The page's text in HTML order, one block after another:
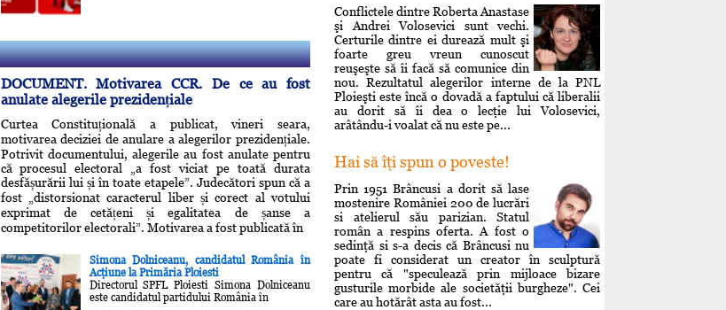
DOCUMENT. Motivarea CCR. De ce au fost
anulate alegerile prezidențiale
Curtea Constituțională a publicat, vineri seara,
motivarea deciziei de anulare a alegerilor prezidențiale.
Potrivit documentului, alegerile au fost anulate pentru
că procesul electoral „a fost viciat pe toată durata
desfășurării lui și în toate etapele”. Judecători spun că a
fost „distorsionat caracterul liber și corect al votului
exprimat de cetățeni și egalitatea de șanse a
competitorilor electorali”. Motivarea a fost publicată în
Simona Dolniceanu, candidatul România în
Acţiune la Primăria Ploiesti
Directorul SPFL Ploiesti Simona Dolniceanu
este candidatul partidului România în
Conflictele dintre Roberta Anastase
şi Andrei Volosevici sunt vechi.
Certurile dintre ei durează mult şi
foarte greu vreun cunoscut
reuşeşte să îi facă să comunice din
nou. Rezultatul alegerilor interne de la PNL
Ploieşti este încă o dovadă a faptului că liberalii
au dorit să îi dea o lecţie lui Volosevici,
arâtându-i voalat că nu este pe...
Hai să îţi spun o poveste!
Prin 1951 Brâncusi a dorit să lase
mostenire României 200 de lucrări
si atelierul său parizian. Statul
român a respins oferta. A fost o
sedinţă si s-a decis că Brâncusi nu
poate fi considerat un creator în sculptură
pentru că "speculează prin mijloace bizare
gusturile morbide ale societăţii burgheze". Cei
care au hotărât asta au fost...